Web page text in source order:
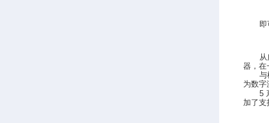
器，在
与
为数字
5
加了支